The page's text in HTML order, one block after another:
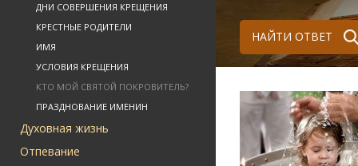
ДНИ СОВЕРШЕНИЯ КРЕЩЕНИЯ
КРЕСТНЫЕ РОДИТЕЛИ
ИМЯ
УСЛОВИЯ КРЕЩЕНИЯ
КТО МОЙ СВЯТОЙ ПОКРОВИТЕЛЬ?
ПРАЗДНОВАНИЕ ИМЕНИН
Духовная жизнь
Отпевание
НАЙТИ ОТВЕТ